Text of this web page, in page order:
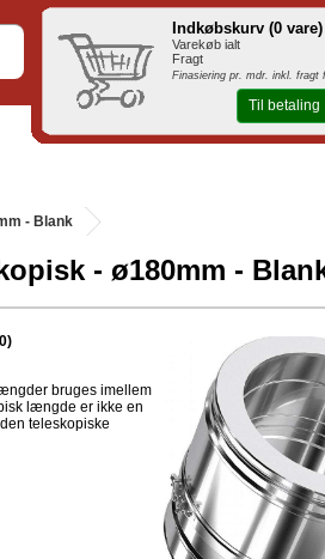
- Blank
- ø180mm -
bruges imellem
længde er ikke en
teleskopiske
Indkøbskurv (0 vare)
Varekøb ialt
Fragt
Finasiering pr. mdr. inkl. fragt
Til betaling